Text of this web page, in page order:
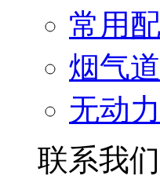
常用
烟气道
无动
联系我们